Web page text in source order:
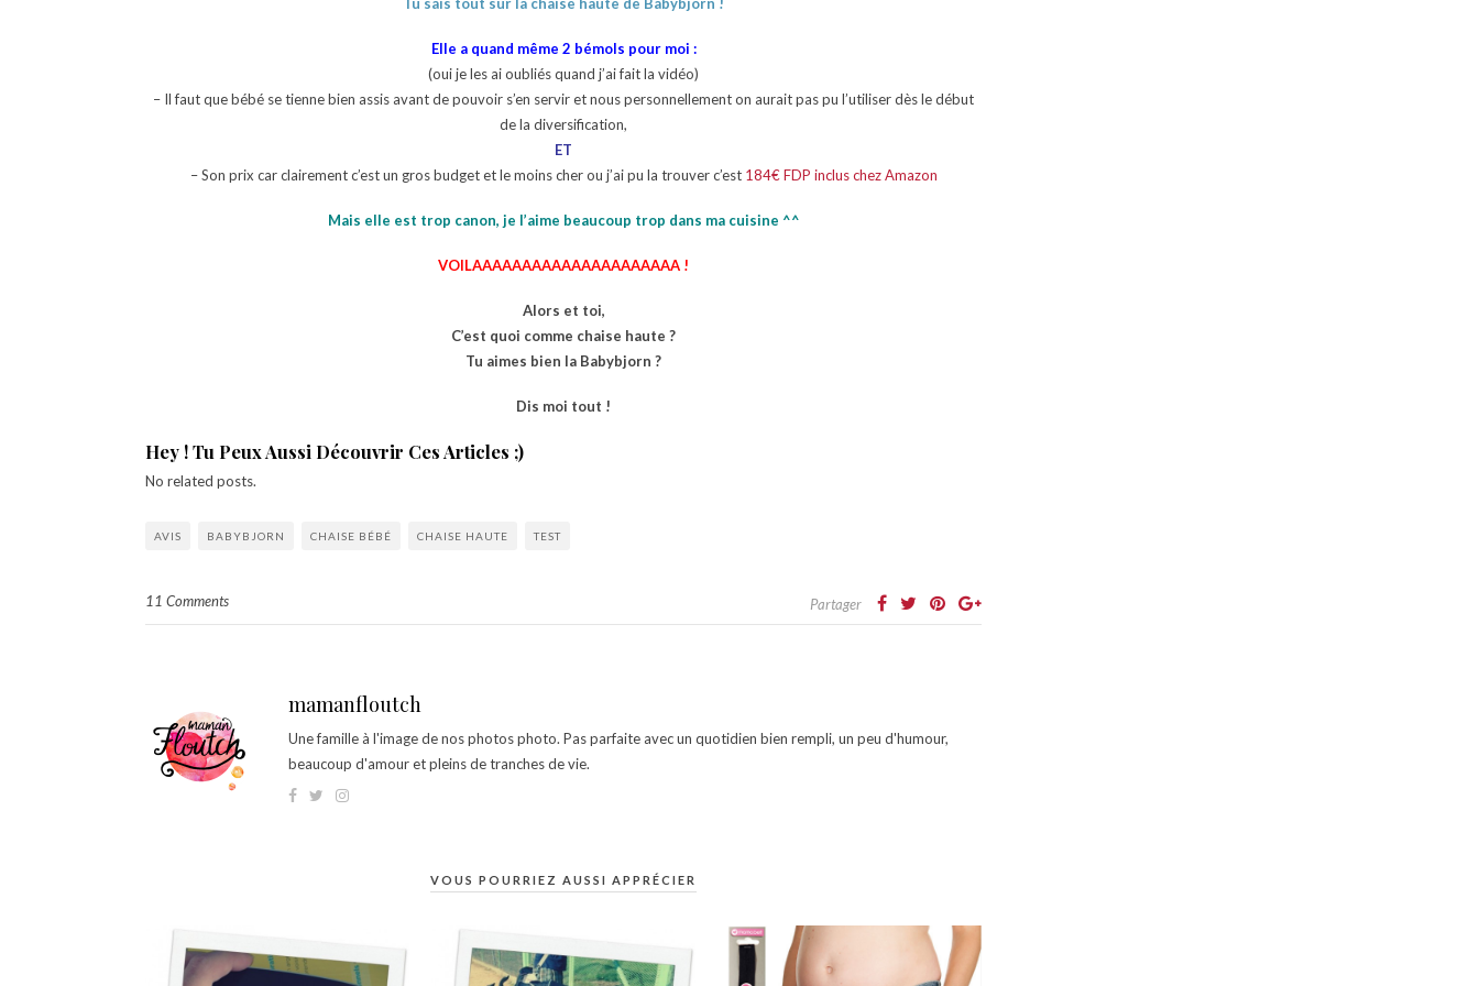
Elle a quand même 2 bémols pour moi :
(oui je les ai oubliés quand j’ai fait la vidéo)
– Il faut que bébé se tienne bien assis avant de pouvoir s’en servir et nous personnellement on aurait pas pu l’utiliser dès le début
de la diversification,
ET
– Son prix car clairement c’est un gros budget et le moins cher ou j’ai pu la trouver c’est 184€ FDP inclus chez Amazon
Mais elle est trop canon, je l’aime beaucoup trop dans ma cuisine ^^
VOILAAAAAAAAAAAAAAAAAAAAA !
Alors et toi,
C’est quoi comme chaise haute ?
Tu aimes bien la Babybjorn ?
Dis moi tout !
Hey ! Tu Peux Aussi Découvrir Ces Articles ;)
No related posts.
AVIS BABYBJORN CHAISE BÉBÉ CHAISE HAUTE TEST
11 Comments Partager
mamanfloutch
Une famille à l'image de nos photos photo. Pas parfaite avec un quotidien bien rempli, un peu d'humour,
beaucoup d'amour et pleins de tranches de vie.
VOUS POURRIEZ AUSSI APPRÉCIER